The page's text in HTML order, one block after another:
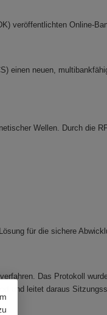
Online-
einen neuen,
Wellen. Durch die
für die sichere
Das Protokoll
und leitet daraus